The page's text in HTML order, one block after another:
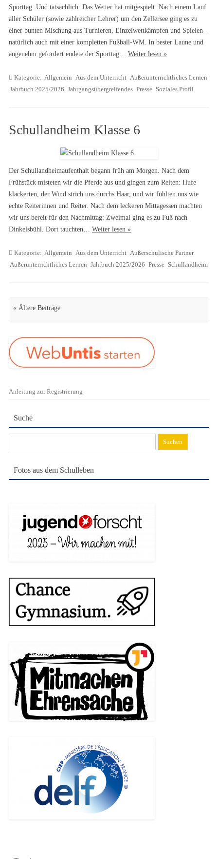
Sporttag. Und tatsächlich: Das Wetter hat mitgespielt. Nach einem Lauf
aller Schüler (sowie zahlreicher Lehrer) um den Zellersee ging es zu
einer bunten Mischung aus Turnieren, Einzelwettkämpfen und Spielen –
natürlich auch mit einer kompletten Fußball-WM. In bester Laune und
angenehm gefordert endete der Sporttag… Weiter lesen »
Kategorie: Allgemein Aus dem Unterricht Außerunterrichtliches Lernen
Jahrbuch 2025/2026 Jahrgangsübergreifendes Presse Soziales Profil
Schullandheim Klasse 6
Der Schullandheimaufenthalt begann früh am Morgen. Nach dem
Frühstück misteten wir die Pferde aus und gingen zum Reiten: Hufe
klackerten, der Wind strich uns durchs Haar, und wir fühlten uns wie
echte Reiterinnen und Reiter. Nach dem leckeren Mittagessen machten
wir uns bereit für den Nachmittag: Zweimal ging es zu Fuß nach
Dinkelsbühl. Dort tauchten… Weiter lesen »
Kategorie: Allgemein Aus dem Unterricht Außerschulische Partner
Außerunterrichtliches Lernen Jahrbuch 2025/2026 Presse Schullandheim
Artikel Navigation
« Ältere Beiträge
Anleitung zur Registrierung
Suche
nach:
Fotos aus dem Schulleben